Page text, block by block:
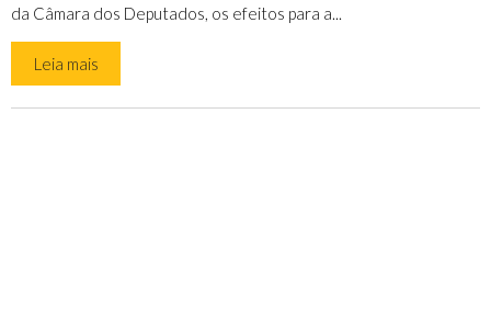
da Câmara dos Deputados, os efeitos para a...
Leia mais